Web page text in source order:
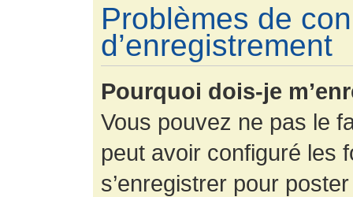
Problèmes de
d’enregistrement
Pourquoi dois-je
Vous pouvez ne pas le
peut avoir configuré les
s’enregistrer pour